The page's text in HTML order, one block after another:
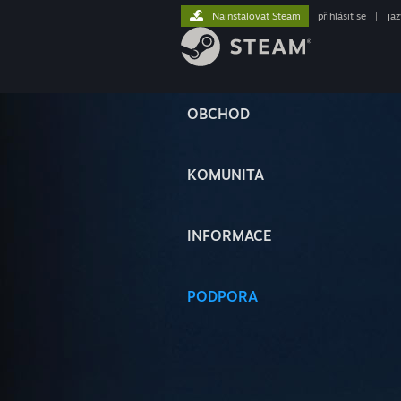
OBCHOD
KOMUNITA
INFORMACE
PODPORA
Nainstalovat Steam přihlásit se